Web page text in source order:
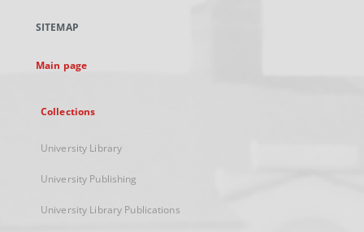
new
SITEMAP
Main page
Collections
University Library
University Publishing
University Library Publications